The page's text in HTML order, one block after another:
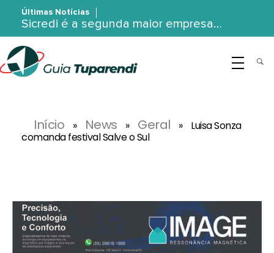
Últimas Notícias
Sicredi é a segunda maior empresa…
Início » News » Geral »
Luisa Sonza
comanda festival Salve o Sul